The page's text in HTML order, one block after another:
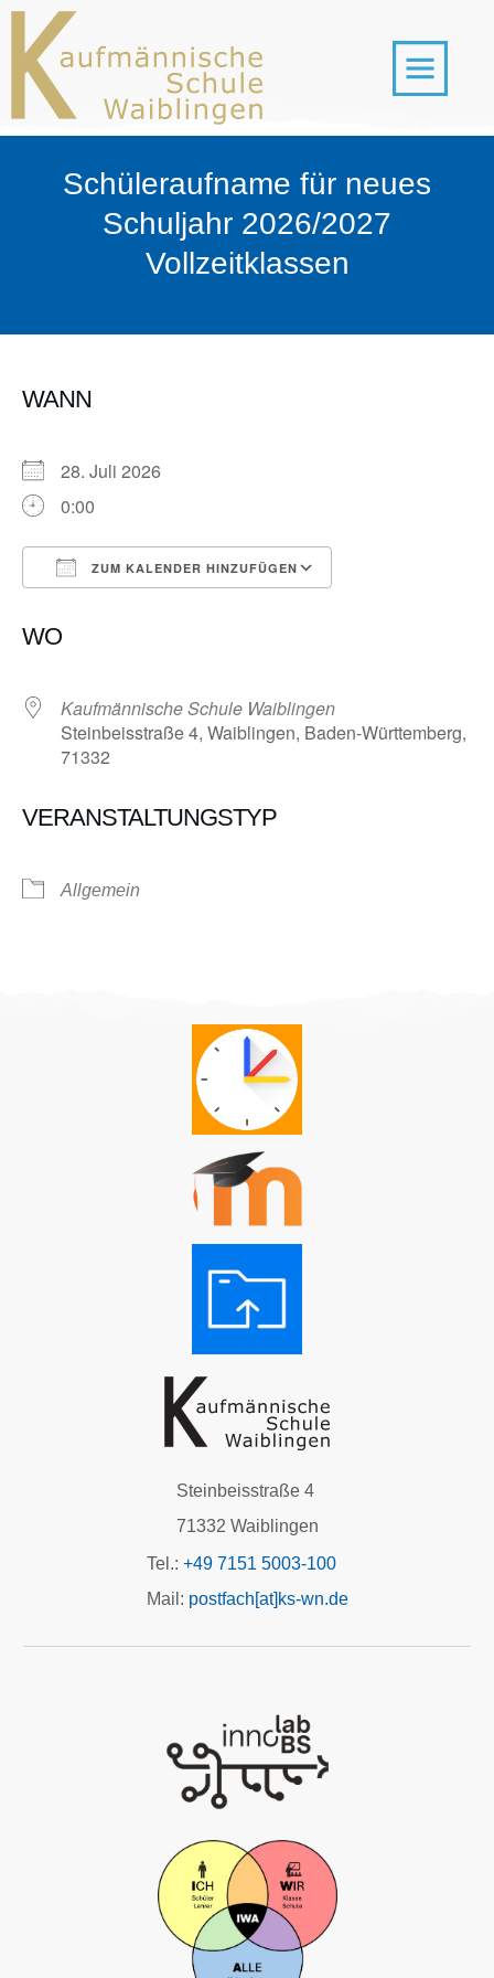
Schüleraufname für neues
Schuljahr 2026/2027
Vollzeitklassen
WANN
28. Juli 2026
0:00
ZUM KALENDER HINZUFÜGEN
WO
Kaufmännische Schule Waiblingen
Steinbeisstraße 4, Waiblingen, Baden-Württemberg,
71332
VERANSTALTUNGSTYP
Allgemein
Steinbeisstraße 4
71332 Waiblingen
Tel.: +49 7151 5003-100
Mail: postfach[at]ks-wn.de